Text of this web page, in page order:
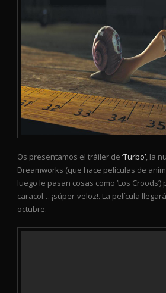
Os presentamos el tráiler de ‘Turbo’, la
Dreamworks (que hace películas de
luego le pasan cosas como ‘Los
caracol… ¡súper-veloz!. La película
octubre.